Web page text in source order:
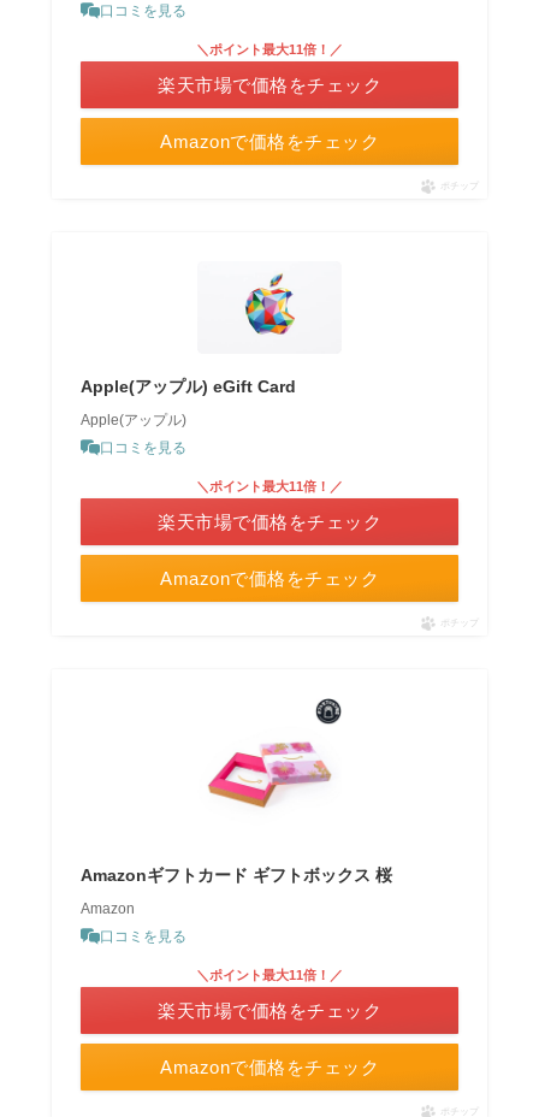
口コミを見る
Amazonで価格をチェック
＼ポイント最大11倍！／
楽天市場で価格をチェック
ポチップ
Apple(アップル) eGift Card
Apple(アップル)
口コミを見る
Amazonで価格をチェック
＼ポイント最大11倍！／
楽天市場で価格をチェック
ポチップ
Amazonギフトカード ギフトボックス 桜
Amazon
口コミを見る
Amazonで価格をチェック
＼ポイント最大11倍！／
楽天市場で価格をチェック
ポチップ